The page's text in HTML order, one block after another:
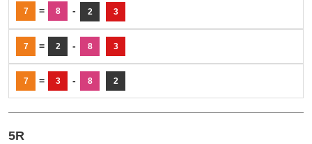
7 = 8 - 2 3
7 = 2 - 8 3
7 = 3 - 8 2
5R